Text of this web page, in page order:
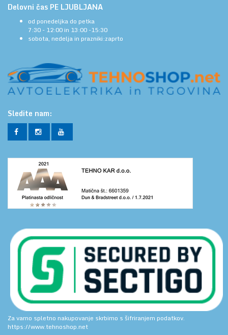
Delovni čas PE LJUBLJANA
od ponedeljka do petka
7:30 - 12:00 in 13:00 -15:30
sobota, nedelja in prazniki:zaprto
Sledite nam:
Za varno spletno nakupovanje skrbimo s šifriranjem podatkov.
https://www.tehnoshop.net